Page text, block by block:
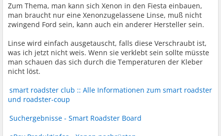
Zum Thema, man kann sich Xenon in den Fiesta einbauen,
man braucht nur eine Xenonzugelassene Linse, muß nicht
zwingend Ford sein, kann auch ein anderer Hersteller sein.
Linse wird einfach ausgetauscht, falls diese Verschraubt ist,
was ich jetzt nicht weis. Wenn sie verklebt sein sollte müsste
man schauen das sich durch die Temperaturen der Kleber
nicht löst.
smart roadster club :: Alle Informationen zum smart roadster
und roadster-coup
Suchergebnisse - Smart Roadster Board